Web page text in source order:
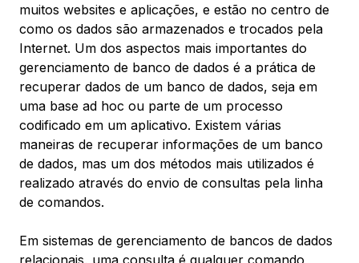
muitos websites e aplicações, e estão no centro de
como os dados são armazenados e trocados pela
Internet. Um dos aspectos mais importantes do
gerenciamento de banco de dados é a prática de
recuperar dados de um banco de dados, seja em
uma base ad hoc ou parte de um processo
codificado em um aplicativo. Existem várias
maneiras de recuperar informações de um banco
de dados, mas um dos métodos mais utilizados é
realizado através do envio de consultas pela linha
de comandos.
Em sistemas de gerenciamento de bancos de dados